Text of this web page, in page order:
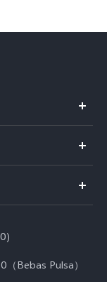
Bebas Pulsa）